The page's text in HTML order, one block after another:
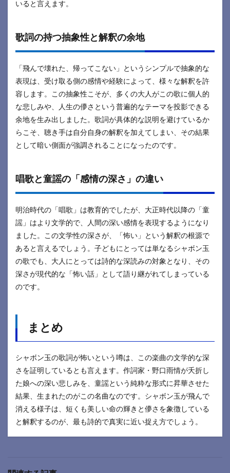
いると言えます。
歌詞の持つ抽象性と解釈の余地
「飛んで壊れた、帰ってこない」というシンプルで抽象的な
表現は、受け取る側の感情や経験によって、様々な解釈を許
容します。この抽象性こそが、多くの大人がこの歌に個人的
な悲しみや、人生の儚さという普遍的なテーマを投影できる
余地を生み出しました。歌詞が具体的な説明を避けているか
らこそ、聴き手は自分自身の解釈を加えてしまい、その結果
として暗い側面が強調されることになったのです。
唱歌と童謡の「感情の深さ」の違い
明治時代の「唱歌」は教育的でしたが、大正時代以降の「童
謡」はより文学的で、人間の深い感情を表現するようになり
ました。この文学性の深さが、「怖い」という解釈の根源で
あると言えるでしょう。子どもにとっては単なるシャボン玉
の歌でも、大人にとっては詩的な深読みの対象となり、その
深さが現代的な「怖い話」として語り継がれてしまっている
のです。
まとめ
シャボン玉の歌詞が怖いという噂は、この楽曲の文学的な深
さを証明しているとも言えます。作詞家・野口雨情が夭折し
た娘への深い悲しみを、童謡という純粋な形式に昇華させた
結果、生まれたのがこの名曲なのです。シャボン玉が飛んで
消える様子は、短くも美しい命の輝きと儚さを象徴している
と解釈するのが、最も詩的で真実に近い捉え方でしょう。